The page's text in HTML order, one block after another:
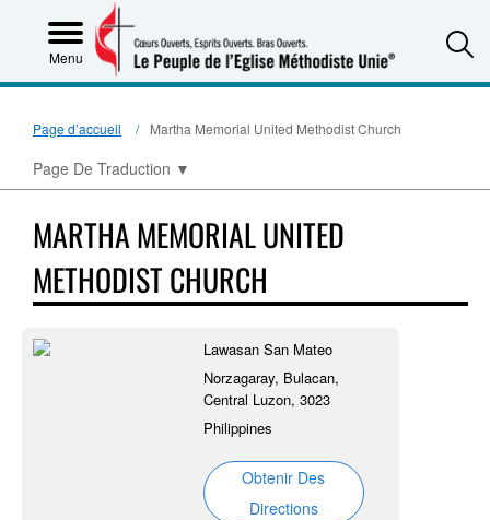
Menu
Page d’accueil Martha Memorial United Methodist Church
Page De Traduction ▼
MARTHA MEMORIAL UNITED
METHODIST CHURCH
Lawasan San Mateo
Norzagaray, Bulacan,
Central Luzon, 3023
Philippines
Obtenir Des
Directions